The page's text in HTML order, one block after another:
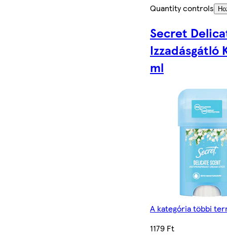
Quantity controls
Secret
ml
A kategória többi
1179 Ft